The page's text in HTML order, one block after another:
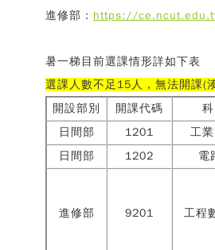
進修部： https://
暑一梯目前選課情形詳如下表
選課人數不足15人，無法開課(
開設部別
開課代碼
日間部
1201 工
日間部
1202 電
進修部 9201 工程